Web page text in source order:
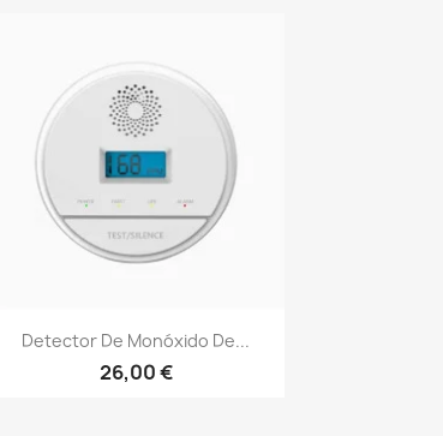
Vista rápida
Detector De Monóxido De...
26,00 €